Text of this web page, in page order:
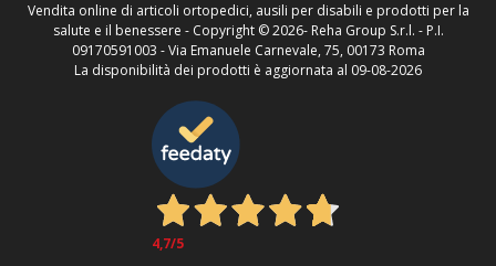
Vendita online di articoli ortopedici, ausili per disabili e prodotti per la
salute e il benessere - Copyright ©2026- Reha Group S.r.l. - P.I.
09170591003 - Via Emanuele Carnevale, 75, 00173 Roma
La disponibilità dei prodotti è aggiornata al 09-08-2026
4,7/5